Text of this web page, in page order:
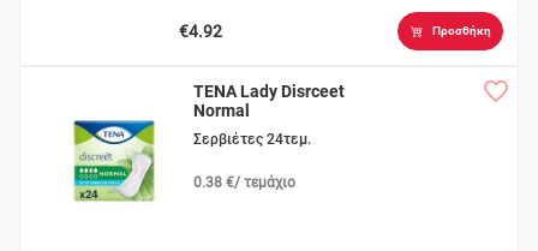
€4.92 Προσθήκη
TENA Lady Disrceet
Normal
Σερβιέτες 24τεμ.
0.38 €/ τεμάχιο